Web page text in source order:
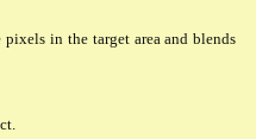
in the target area and blends